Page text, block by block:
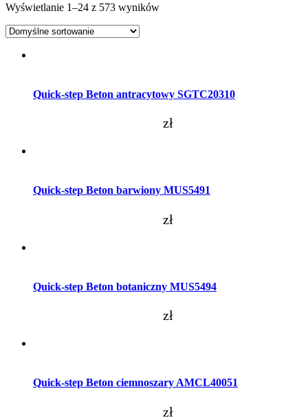
Wyświetlanie 1–24 z 573 wyników
Quick-step Beton antracytowy SGTC20310
zł
Quick-step Beton barwiony MUS5491
zł
Quick-step Beton botaniczny MUS5494
zł
Quick-step Beton ciemnoszary AMCL40051
zł